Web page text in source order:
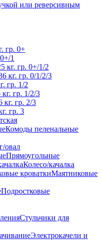
или реверсивным
гр. 0+
1
кг. гр. 0+/1/2
кг. гр. 0/1/2/3
гр. 1/2
кг. гр. 1/2/3
кг. гр. 2/3
гр. 3
Комоды пеленальные
овал
Прямоугольные
Колесо/качалка
Маятниковые
Подростковые
Стульчики для
Электрокачели и